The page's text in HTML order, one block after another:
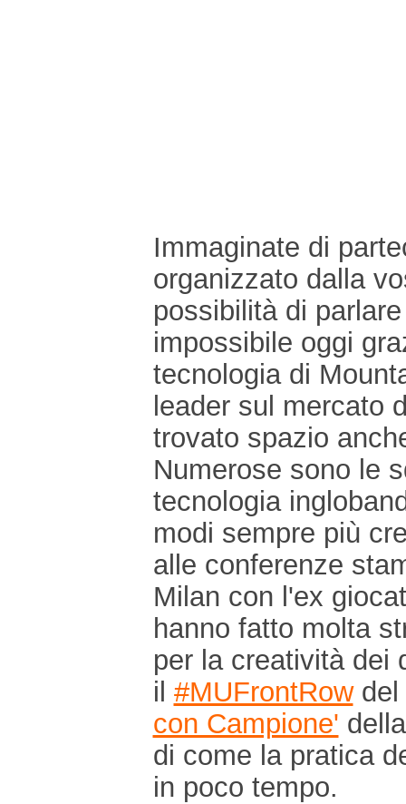
Immaginate di
organizzato dalla
possibilità di
impossibile oggi
tecnologia di
leader sul mercato
trovato spazio
Numerose sono le
tecnologia
modi sempre più
alle conferenze
Milan con l'ex
hanno fatto molta
per la creatività dei
il #MUFrontRowdel
con Campione'
di come la pratica
in poco tempo.